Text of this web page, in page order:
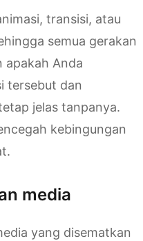
transisi, atau
semua gerakan
apakah Anda
tersebut dan
jelas tanpanya.
kebingungan
media
yang disematkan